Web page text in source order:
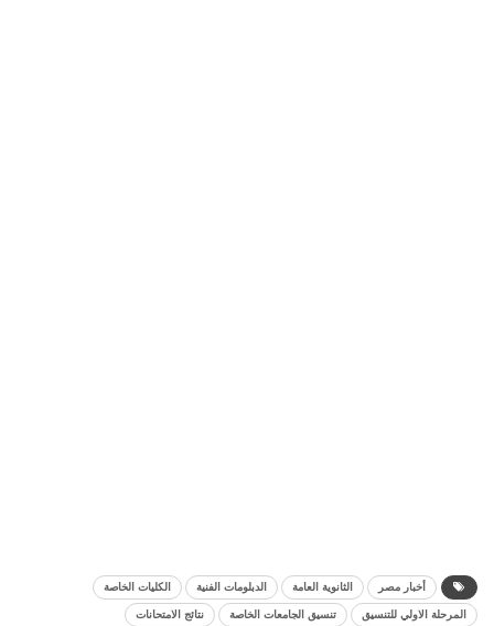
أخبار مصر الثانوية العامة الدبلومات الفنية الكليات الخاصة
المرحلة الاولي للتنسيق تنسيق الجامعات الخاصة نتائج الامتحانات